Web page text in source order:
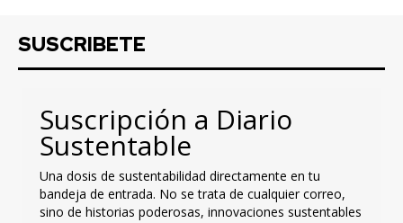
SUSCRIBETE
Suscripción a Diario
Sustentable
Una dosis de sustentabilidad directamente en tu
bandeja de entrada. No se trata de cualquier correo,
sino de historias poderosas, innovaciones sustentables